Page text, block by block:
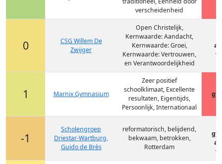
verscheidenheid
0
CSG Willem De
Zwijger
Open Christelijk,
Kernwaarde: Aandacht,
Kernwaarde: Groei,
Kernwaarde: Vertrouwen,
en Verantwoordelijkheid
1 Marnix Gymnasium
Zeer positief
schoolklimaat, Excellente
resultaten, Eigentijds,
Persoonlijk, Internationaal
-1
Scholengroep
Driestar-Wartburg,
Guido de Brès
reformatorisch, belijdend,
bekwaam, betrokken,
Rotterdam